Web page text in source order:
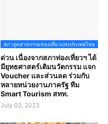
สภาอุตสาหกรรมท่องเที่ยวแห่งประเทศไทย
ด่วน เนื่องจากสภาท่องเที่ยวฯ ได้
มียุทธศาสตร์เติมนวัตกรรม แจก
Voucher และส่วนลด ร่วมกับ
หลายหน่วยงานภาครัฐ ทีม
Smart Tourism สทท.
July 02, 2023